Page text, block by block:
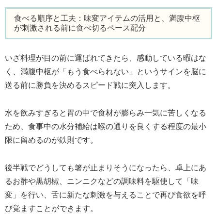
食べる順序と工夫：味変アイテムの活用と、満腹中枢
が刺激される前に食べ切るペース配分
いざ料理が目の前に運ばれてきたら、感動している暇はな
く、満腹中枢が「もう食べられない」というサインを脳に
送る前に勝負を決めるスピード戦に突入します。
水を飲みすぎると胃の中で食材が膨らみ一気に苦しくなる
ため、食事中の水分補給は喉の通りを良くする程度の最小
限に留めるのが鉄則です。
後半戦でどうしても箸が止まりそうになったら、卓上にあ
るお酢や黒胡椒、ニンニクなどの調味料を駆使して「味
変」を行い、舌に新たな刺激を与えることで再び食欲を呼
び覚ますことができます。